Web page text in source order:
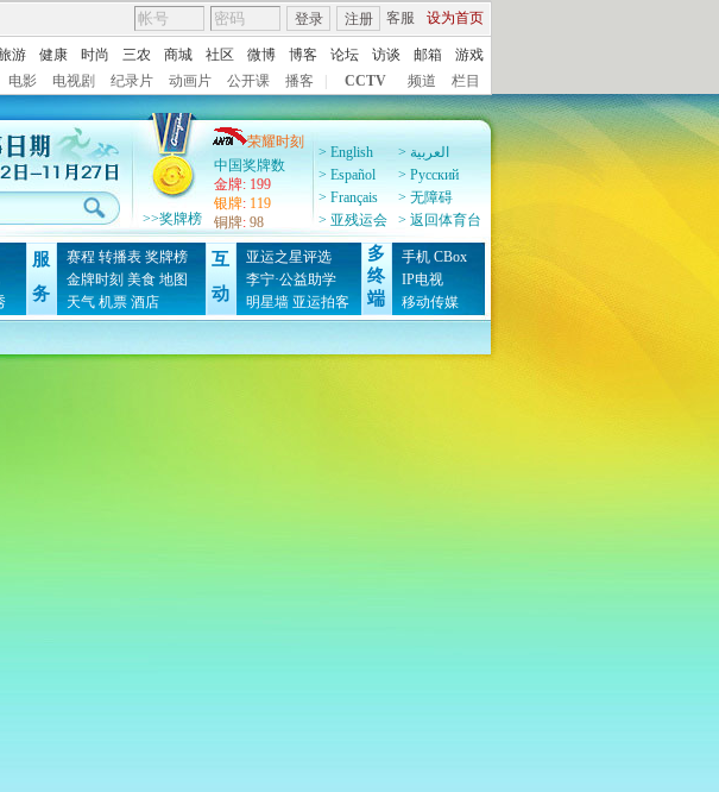
客服 设为首页
登录 注册
游 健康 时尚 三农 商城 社区 微博 博客 论坛 访谈 邮箱
游戏
电影 电视剧 纪录片 动画片 公开课 播客 CCTV 频道 栏目
> English
> العربية
> Español
> Pусский
> Français
> 无障碍
> 亚残运会
> 返回体育台
>>奖牌榜
荣耀时刻
中国奖牌数
金牌: 199
银牌: 119
铜牌: 98
服
务
赛程 转播表 奖牌榜
金牌时刻 美食 地图
天气 机票 酒店
互
动
亚运之星评选
李宁·公益助学
明星墙 亚运拍客
多
终
端
手机 CBox
IP电视
移动传媒